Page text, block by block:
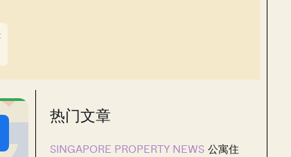
热门文章
SINGAPORE PROPERTY NEWS 公寓住